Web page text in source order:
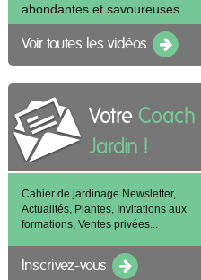
abondantes et savoureuses
Voir toutes les vidéos
Votre Coach
Jardin !
Cahier de jardinage Newsletter,
Actualités, Plantes, Invitations aux
formations, Ventes privées...
Inscrivez-vous